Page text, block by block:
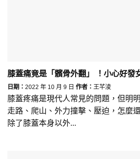
膝蓋痛竟是「髕骨外翻」 ！小心好發
日期： 2022 年 10 月 9 日 作者： 王芊淩
膝蓋疼痛是現代人常見的問題，但明
走路、爬山、外力撞擊、壓迫，怎麼
除了膝蓋本身以外...